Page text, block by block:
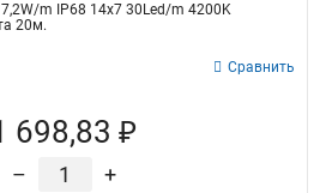
7,2W/m IP68 14x7 30Led/m 4200K
20м.
Сравнить
698,83 ₽
– +